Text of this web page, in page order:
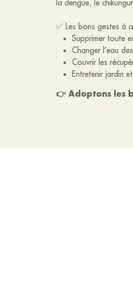
la dengue, le
✅ Les bons gestes à
Supprimer toute
Changer l’eau
Couvrir les
Entretenir jardin
👉 Adoptons les